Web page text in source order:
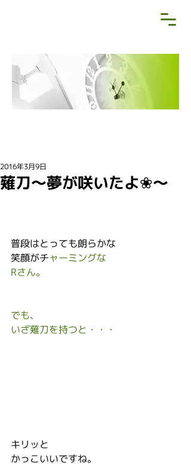
薙刀〜夢が咲いたよ❀〜
2016年3月9日
普段はとっても朗らかな
笑顔がチャーミングな
Rさん。
でも、
いざ薙刀を持つと・・・
キリッと
かっこいいですね。